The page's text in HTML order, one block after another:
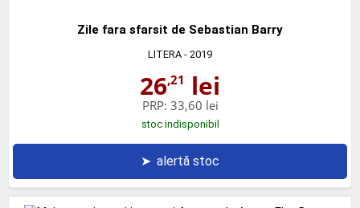
Zile fara sfarsit de Sebastian Barry
LITERA - 2019
26,21 lei
PRP: 33,60 lei
stoc indisponibil
➤ alertă stoc